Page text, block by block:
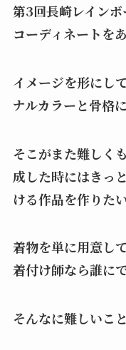
第3回長崎レイン
コーディネートを
イメージを形にし
ナルカラーと骨格
そこがまた難しく
成した時にはきっ
ける作品を作りた
着物を単に用意し
着付け師なら誰に
そんなに難しいこ